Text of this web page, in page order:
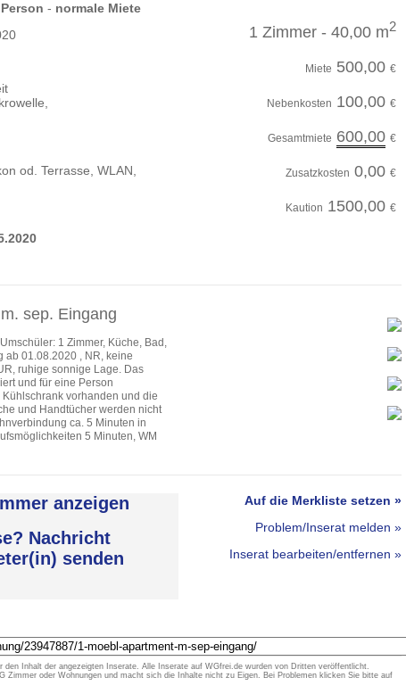
- normale Miete
od. Terrasse, WLAN,
1 Zimmer - 40,00 m2
Miete 500,00 €
Nebenkosten 100,00 €
Gesamtmiete 600,00 €
Zusatzkosten 0,00 €
Kaution 1500,00 €
sep. Eingang
1 Zimmer, Küche, Bad,
ab 01.08.2020 , NR, keine
ruhige sonnige Lage. Das
und für eine Person
vorhanden und die
und Handtücher werden nicht
ca. 5 Minuten in
5 Minuten, WM
anzeigen
Nachricht
senden
Auf die Merkliste setzen »
Problem/Inserat melden »
Inserat bearbeiten/entfernen »
Inhalt der angezeigten Inserate. Alle Inserate auf WGfrei.de wurden von Dritten veröffentlicht.
Zimmer oder Wohnungen und macht sich die Inhalte nicht zu Eigen. Bei Problemen klicken Sie bitte auf